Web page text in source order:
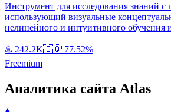
Инструмент для исследования знаний с
использующий визуальные
нелинейного и интуитивного обучения
♨️ 242.2K🇮🇶 77.52%
Freemium
Аналитика сайта Atlas